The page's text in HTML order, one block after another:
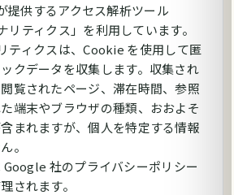
提供するアクセス解析ツール
リティクス」を利用しています。
ティクスは、Cookie を使用して匿
クデータを収集します。収集され
覧されたページ、滞在時間、参照
端末やブラウザの種類、おおよそ
まれますが、個人を特定する情報
。
Google 社のプライバシーポリシー
されます。